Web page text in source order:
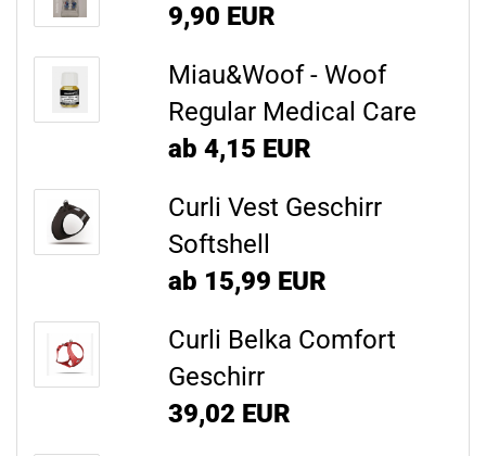
9,90 EUR
Miau&Woof - Woof
Regular Medical Care
ab 4,15 EUR
Curli Vest Geschirr
Softshell
ab 15,99 EUR
Curli Belka Comfort
Geschirr
39,02 EUR